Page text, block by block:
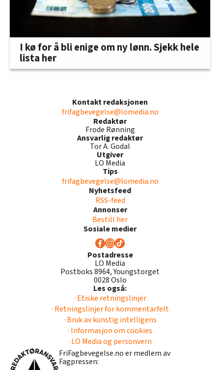
I kø for å bli enige om ny lønn. Sjekk hele
lista her
Kontakt redaksjonen
frifagbevegelse@lomedia.no
Redaktør
Frode Rønning
Ansvarlig redaktør
Tor A. Godal
Utgiver
LO Media
Tips
frifagbevegelse@lomedia.no
Nyhetsfeed
RSS-feed
Annonser
Bestill her
Sosiale medier
Postadresse
LO Media
Postboks 8964, Youngstorget
0028 Oslo
Les også:
· Etiske retningslinjer
· Retningslinjer for kommentarfelt
· Bruk av kunstig intelligens
· Informasjon om cookies
· LO Media og personvern
FriFagbevegelse.no er medlem av
Fagpressen: